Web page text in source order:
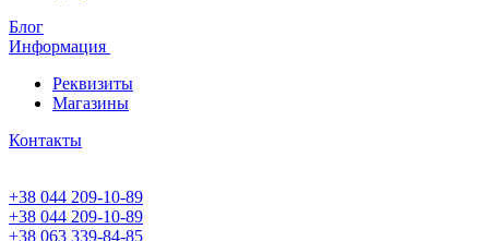
Блог
Информация
Реквизиты
Магазины
Контакты
+38 044 209-10-89
+38 044 209-10-89
+38 063 339-84-85